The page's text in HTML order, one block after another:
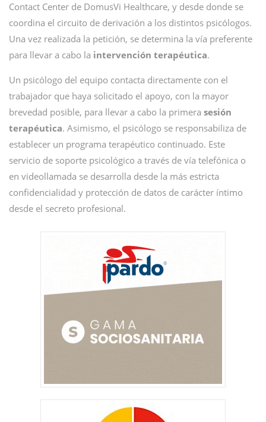
Contact Center de DomusVi Healthcare, y desde donde se
coordina el circuito de derivación a los distintos psicólogos.
Una vez realizada la petición, se determina la vía preferente
para llevar a cabo la intervención terapéutica.
Un psicólogo del equipo contacta directamente con el
trabajador que haya solicitado el apoyo, con la mayor
brevedad posible, para llevar a cabo la primera sesión
terapéutica. Asimismo, el psicólogo se responsabiliza de
establecer un programa terapéutico continuado. Este
servicio de soporte psicológico a través de vía telefónica o
en videollamada se desarrolla desde la más estricta
confidencialidad y protección de datos de carácter íntimo
desde el secreto profesional.